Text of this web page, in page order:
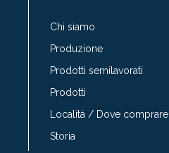
Chi siamo
Produzione
Prodotti semilavorati
Prodotti
Località / Dove comprare
Storia